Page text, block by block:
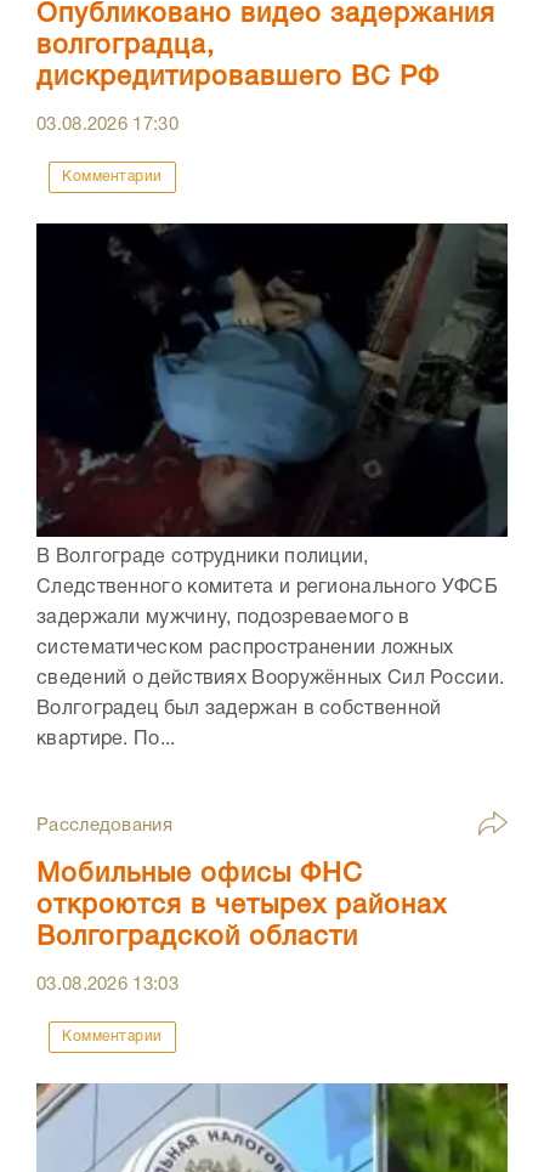
Опубликовано видео задержания
волгоградца,
дискредитировавшего ВС РФ
03.08.2026 17:30
Комментарии
В Волгограде сотрудники полиции,
Следственного комитета и регионального УФСБ
задержали мужчину, подозреваемого в
систематическом распространении ложных
сведений о действиях Вооружённых Сил России.
Волгоградец был задержан в собственной
квартире. По...
Расследования
Мобильные офисы ФНС
откроются в четырех районах
Волгоградской области
03.08.2026 13:03
Комментарии